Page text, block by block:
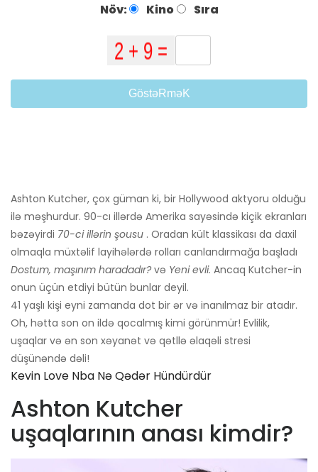
Növ: Kino Sıra
GöstəRməK
Ashton Kutcher, çox güman ki, bir Hollywood aktyoru olduğu
ilə məşhurdur. 90-cı illərdə Amerika sayəsində kiçik ekranları
bəzəyirdi 70-ci illərin şousu . Oradan kült klassikası da daxil
olmaqla müxtəlif layihələrdə rolları canlandırmağa başladı
Dostum, maşınım haradadır?və Yeni evli. Ancaq Kutcher-in
onun üçün etdiyi bütün bunlar deyil.
41 yaşlı kişi eyni zamanda dot bir ər və inanılmaz bir atadır.
Oh, hətta son on ildə qocalmış kimi görünmür! Evlilik,
uşaqlar və ən son xəyanət və qətllə əlaqəli stresi
düşünəndə dəli!
Kevin Love Nba Nə Qədər Hündürdür
Ashton Kutcher
uşaqlarının anası kimdir?